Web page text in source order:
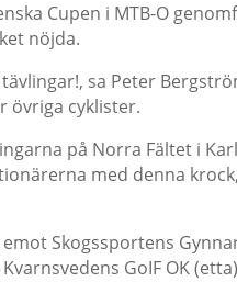
Cupen i MTB-O
nöjda.
sa Peter
övriga cyklister.
på Norra Fältet i
med denna
Skogssportens
GoIF OK